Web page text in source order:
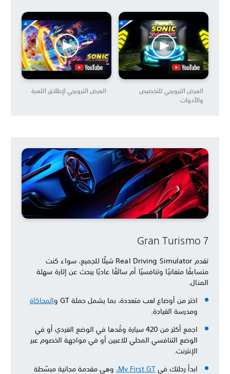
العرض الترويجي لإطلاق اللعبة
العرض الترويجي للتخصيص
والأدوات
Gran Turismo 7
تقدم Real Driving Simulator شيئًا للجميع، سواء كنت
متسابقًا متفانيًا وتنافسيًا أم سائقًا عاديًا يبحث عن إثارة سهلة
المنال.
اختر من أوضاع لعب متعددة، بما يشمل حملة GT و
المحاكاة
ومدرسة القيادة.
اجمع أكثر من 420 سيارة وقُدها في الوضع الفردي أو في
الوضع التنافسي المحلي للاعبين أو في مواجهة الخصوم عبر
الإنترنت.
ابدأ رحلتك فيMy First GT، وهي مقدمة مجانية مبسّطة